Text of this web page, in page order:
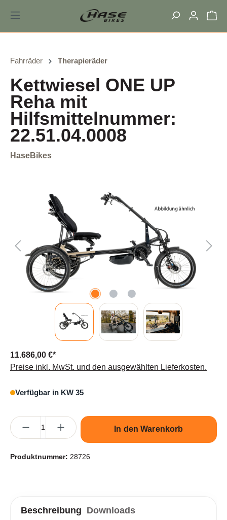
springen
Fahrräder Therapieräder
Kettwiesel ONE UP
Reha mit
Hilfsmittelnummer:
22.51.04.0008
HaseBikes
Bildergalerie überspringen
11.686,00 €*
Preise inkl. MwSt. und den ausgewählten Lieferkosten.
Verfügbar in KW 35
Produkt Anzahl: Gib den gewünschten Wert ein oder benutze
In den Warenkorb
Produktnummer: 28726
Beschreibung Downloads